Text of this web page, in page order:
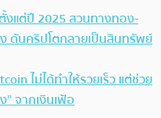
งแต่ปี 2025 สวนทางทอง-
ดันคริปโตกลายเป็นสินทรัพย์
ไม่ได้ทำให้รวยเร็ว แต่ช่วย
จากเงินเฟ้อ